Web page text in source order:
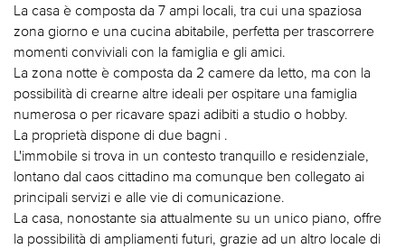
La casa è composta da 7 ampi locali, tra cui una spaziosa
zona giorno e una cucina abitabile, perfetta per trascorrere
momenti conviviali con la famiglia e gli amici.
La zona notte è composta da 2 camere da letto, ma con la
possibilità di crearne altre ideali per ospitare una famiglia
numerosa o per ricavare spazi adibiti a studio o hobby.
La proprietà dispone di due bagni .
L'immobile si trova in un contesto tranquillo e residenziale,
lontano dal caos cittadino ma comunque ben collegato ai
principali servizi e alle vie di comunicazione.
La casa, nonostante sia attualmente su un unico piano, offre
la possibilità di ampliamenti futuri, grazie ad un altro locale di